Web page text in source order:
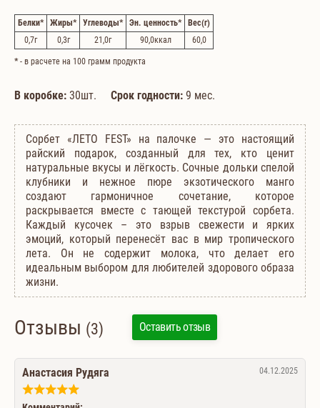
Белки* Жиры* Углеводы* Эн. ценность* Вес(г)
0,7г 0,3г 21,0г 90,0ккал 60,0
*- в расчете на 100 грамм продукта
В коробке: 30шт. Срок годности: 9 мес.
Сорбет «ЛЕТО FEST» на палочке — это настоящий
райский подарок, созданный для тех, кто ценит
натуральные вкусы и лёгкость. Сочные дольки спелой
клубники и нежное пюре экзотического манго
создают гармоничное сочетание, которое
раскрывается вместе с тающей текстурой сорбета.
Каждый кусочек – это взрыв свежести и ярких
эмоций, который перенесёт вас в мир тропического
лета. Он не содержит молока, что делает его
идеальным выбором для любителей здорового образа
жизни.
Отзывы (3) Оставить отзыв
04.12.2025
Анастасия Рудяга